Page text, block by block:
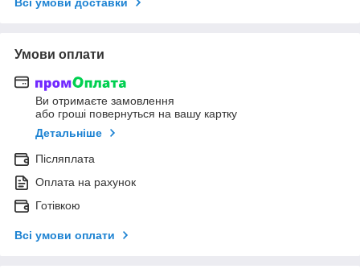
Умови оплати
Ви отримаєте замовлення
або гроші повернуться на вашу картку
Детальніше
Післяплата
Оплата на рахунок
Готівкою
Всі умови оплати